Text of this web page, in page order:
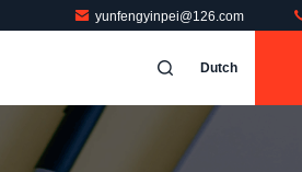
yunfengyinpei@126.com
Dutch